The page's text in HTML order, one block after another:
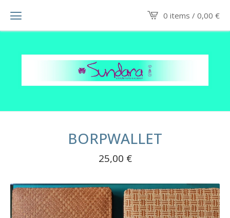
0 items / 0,00 €
BORPWALLET
25,00 €